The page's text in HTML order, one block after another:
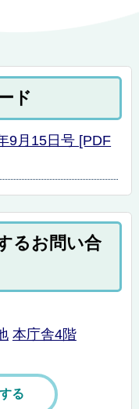
ド
9月15日号 [PDF
るお問い合
本庁舎4階
る